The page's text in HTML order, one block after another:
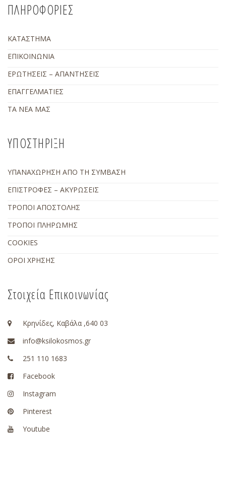
ΠΛΗΡΟΦΟΡΙΕΣ
ΚΑΤΑΣΤΗΜΑ
ΕΠΙΚΟΙΝΩΝΙΑ
ΕΡΩΤΗΣΕΙΣ – ΑΠΑΝΤΗΣΕΙΣ
ΕΠΑΓΓΕΛΜΑΤΙΕΣ
ΤΑ ΝΕΑ ΜΑΣ
ΥΠΟΣΤΗΡΙΞΗ
ΥΠΑΝΑΧΩΡΗΣΗ ΑΠΟ ΤΗ ΣΥΜΒΑΣΗ
ΕΠΙΣΤΡΟΦΕΣ – ΑΚΥΡΩΣΕΙΣ
ΤΡΟΠΟΙ ΑΠΟΣΤΟΛΗΣ
ΤΡΟΠΟΙ ΠΛΗΡΩΜΗΣ
COOKIES
ΟΡΟΙ ΧΡΗΣΗΣ
Στοιχεία Επικοινωνίας
Κρηνίδες, Καβάλα ,640 03
info@ksilokosmos.gr
251 110 1683
Facebook
Instagram
Pinterest
Youtube